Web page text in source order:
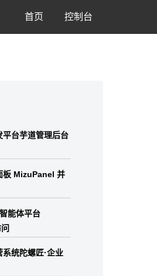
首页 控制台
平台芋道管理后台
板 MizuPanel 并
能体平台
统陀螺匠·企业